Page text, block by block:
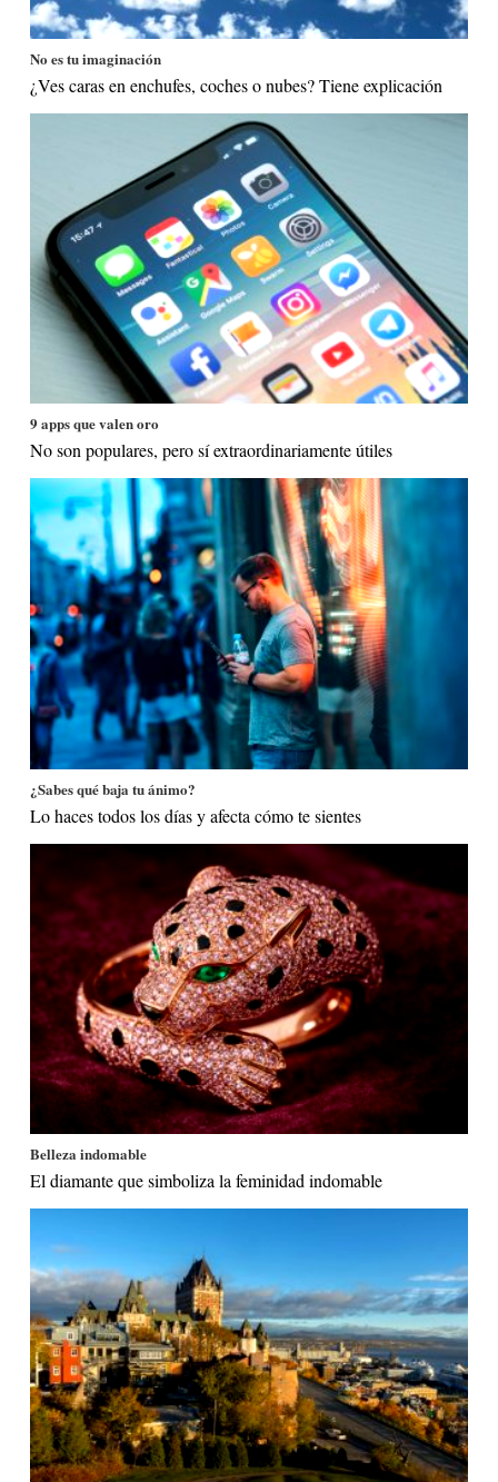
No es tu imaginación
¿Ves caras en enchufes, coches o nubes? Tiene explicación
9 apps que valen oro
No son populares, pero sí extraordinariamente útiles
¿Sabes qué baja tu ánimo?
Lo haces todos los días y afecta cómo te sientes
Belleza indomable
El diamante que simboliza la feminidad indomable